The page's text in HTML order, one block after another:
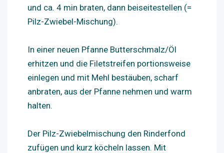
und ca. 4 min braten, dann beiseitestellen (=
Pilz-Zwiebel-Mischung).
In einer neuen Pfanne Butterschmalz/Öl
erhitzen und die Filetstreifen portionsweise
einlegen und mit Mehl bestäuben, scharf
anbraten, aus der Pfanne nehmen und warm
halten.
Der Pilz-Zwiebelmischung den Rinderfond
zufügen und kurz köcheln lassen. Mit